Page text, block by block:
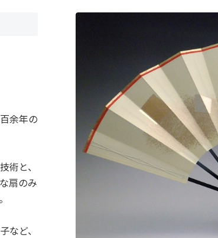
余年の
術と、
扇のみ
など、